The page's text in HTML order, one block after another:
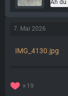
7. Mai 2026
IMG_4130.jpg
19